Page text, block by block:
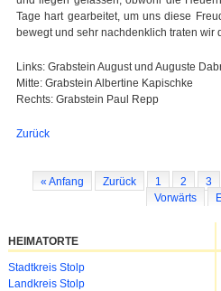
Tage hart gearbeitet, um uns diese
bewegt und sehr nachdenklich traten wir
Links: Grabstein August und Auguste
Mitte: Grabstein Albertine Kapischke
Rechts: Grabstein Paul Repp
Zurück
« Anfang Zurück 1 2 3
Vorwärts
HEIMATORTE
Navigation
überspringen
Stadtkreis Stolp
Landkreis Stolp